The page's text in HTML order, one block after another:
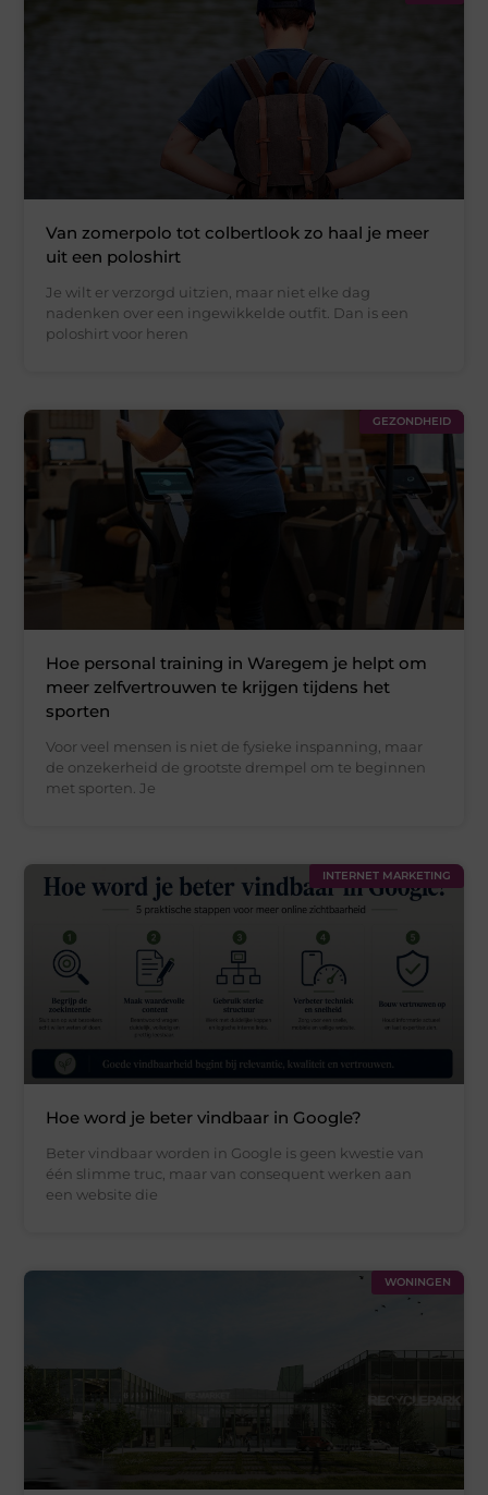
Van zomerpolo tot colbertlook zo haal je meer
uit een poloshirt
Je wilt er verzorgd uitzien, maar niet elke dag
nadenken over een ingewikkelde outfit. Dan is een
poloshirt voor heren
GEZONDHEID
Hoe personal training in Waregem je helpt om
meer zelfvertrouwen te krijgen tijdens het
sporten
Voor veel mensen is niet de fysieke inspanning, maar
de onzekerheid de grootste drempel om te beginnen
met sporten. Je
INTERNET MARKETING
Hoe word je beter vindbaar in Google?
Beter vindbaar worden in Google is geen kwestie van
één slimme truc, maar van consequent werken aan
een website die
WONINGEN